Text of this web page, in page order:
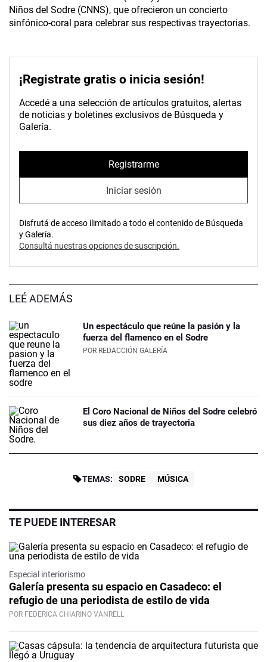
Niños del Sodre (CNNS), que ofrecieron un concierto
sinfónico-coral para celebrar sus respectivas trayectorias.
¡Registrate gratis o inicia sesión!
Accedé a una selección de artículos gratuitos, alertas
de noticias y boletines exclusivos de Búsqueda y
Galería.
Registrarme
Iniciar sesión
Disfrutá de acceso ilimitado a todo el contenido de Búsqueda
y Galería.
Consultá nuestras opciones de suscripción.
LEÉ ADEMÁS
Un espectáculo que reúne la pasión y la
fuerza del flamenco en el Sodre
POR REDACCIÓN GALERÍA
El Coro Nacional de Niños del Sodre celebró
sus diez años de trayectoria
TEMAS: SODRE MÚSICA
TE PUEDE INTERESAR
Especial interiorismo
Galería presenta su espacio en Casadeco: el
refugio de una periodista de estilo de vida
POR FEDERICA CHIARINO VANRELL